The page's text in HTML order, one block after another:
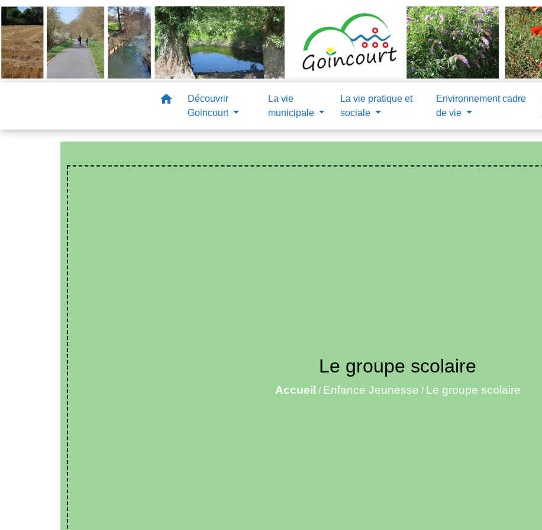
home
Découvrir
Goincourt
La vie
municipale
La vie pratique et
sociale
Environnement cadre
de vie
Le groupe scolaire
Accueil / Enfance Jeunesse / Le groupe scolaire